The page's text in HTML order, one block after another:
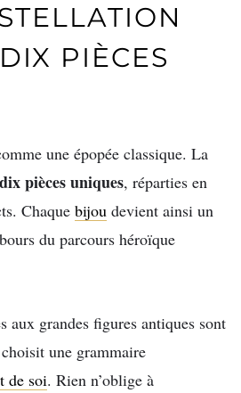
PIÈCES
une épopée classique. La
pièces uniques, réparties en
Chaque bijou devient ainsi un
du parcours héroïque
aux grandes figures antiques sont
une grammaire
de soi. Rien n’oblige à